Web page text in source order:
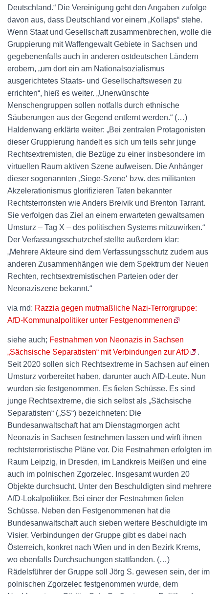
Deutschland.“ Die Vereinigung geht den Angaben zufolge
davon aus, dass Deutschland vor einem „Kollaps“ stehe.
Wenn Staat und Gesellschaft zusammenbrechen, wolle die
Gruppierung mit Waffengewalt Gebiete in Sachsen und
gegebenenfalls auch in anderen ostdeutschen Ländern
erobern, „um dort ein am Nationalsozialismus
ausgerichtetes Staats- und Gesellschaftswesen zu
errichten“, hieß es weiter. „Unerwünschte
Menschengruppen sollen notfalls durch ethnische
Säuberungen aus der Gegend entfernt werden.“ (…)
Haldenwang erklärte weiter: „Bei zentralen Protagonisten
dieser Gruppierung handelt es sich um teils sehr junge
Rechtsextremisten, die Bezüge zu einer insbesondere im
virtuellen Raum aktiven Szene aufweisen. Die Anhänger
dieser sogenannten ‚Siege-Szene‘ bzw. des militanten
Akzelerationismus glorifizieren Taten bekannter
Rechtsterroristen wie Anders Breivik und Brenton Tarrant.
Sie verfolgen das Ziel an einem erwarteten gewaltsamen
Umsturz – Tag X – des politischen Systems mitzuwirken.“
Der Verfassungsschutzchef stellte außerdem klar:
„Mehrere Akteure sind dem Verfassungsschutz zudem aus
anderen Zusammenhängen wie dem Spektrum der Neuen
Rechten, rechtsextremistischen Parteien oder der
Neonaziszene bekannt.“
via rnd: Razzia gegen mutmaßliche Nazi-Terrorgruppe:
AfD-Kommunalpolitiker unter Festgenommenen
siehe auch; Festnahmen von Neonazis in Sachsen
„Sächsische Separatisten“ mit Verbindungen zur AfD
.
Seit 2020 sollen sich Rechtsextreme in Sachsen auf einen
Umsturz vorbereitet haben, darunter auch AfD-Leute. Nun
wurden sie festgenommen. Es fielen Schüsse. Es sind
junge Rechtsextreme, die sich selbst als „Sächsische
Separatisten“ („SS“) bezeichneten: Die
Bundesanwaltschaft hat am Dienstagmorgen acht
Neonazis in Sachsen festnehmen lassen und wirft ihnen
rechtsterroristische Pläne vor. Die Festnahmen erfolgten im
Raum Leipzig, in Dresden, im Landkreis Meißen und eine
auch im polnischen Zgorzelec. Insgesamt wurden 20
Objekte durchsucht. Unter den Beschuldigten sind mehrere
AfD-Lokalpolitiker. Bei einer der Festnahmen fielen
Schüsse. Neben den Festgenommenen hat die
Bundesanwaltschaft auch sieben weitere Beschuldigte im
Visier. Verbindungen der Gruppe gibt es dabei nach
Österreich, konkret nach Wien und in den Bezirk Krems,
wo ebenfalls Durchsuchungen stattfanden. (…)
Rädelsführer der Gruppe soll Jörg S. gewesen sein, der im
polnischen Zgorzelec festgenommen wurde, dem